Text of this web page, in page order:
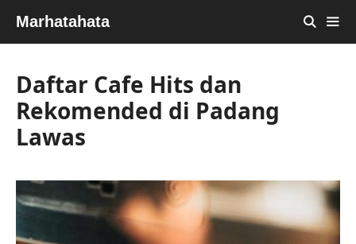
SkipMarhatahata
Daftar Cafe Hits dan
Rekomended di Padang
Lawas